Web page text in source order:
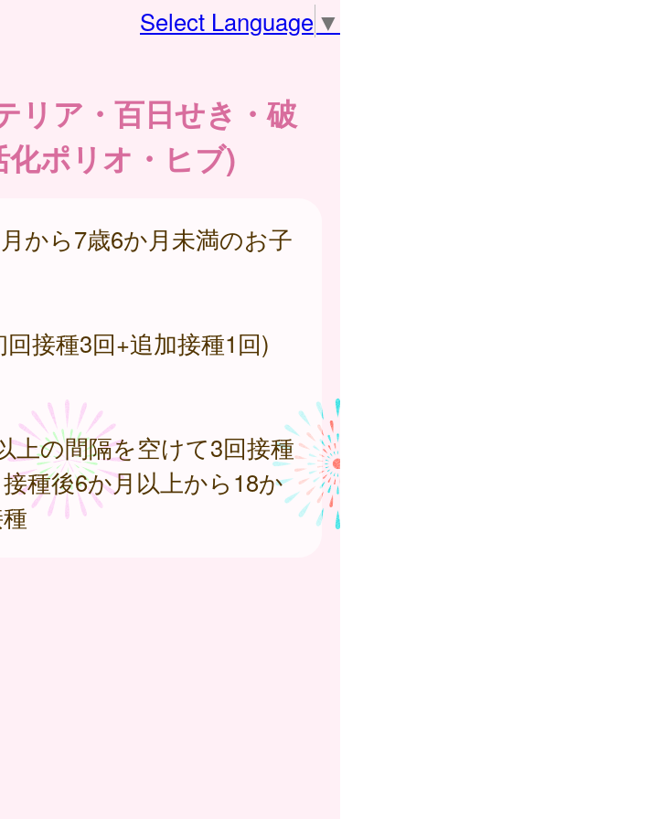
Select Language ▼
リア・百日せき・破
化ポリオ・ヒブ)
から7歳6か月未満のお子
接種3回+追加接種1回)
の間隔を空けて3回接種
種後6か月以上から18か